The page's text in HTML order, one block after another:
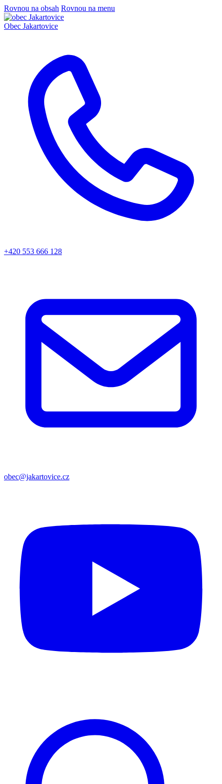
Rovnou na obsah Rovnou na menu
Obec Jakartovice
+420 553 666 128
obec@jakartovice.cz